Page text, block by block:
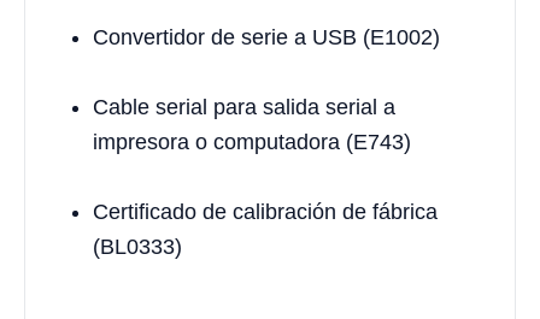
Convertidor de serie a USB (E1002)
Cable serial para salida serial a
impresora o computadora (E743)
Certificado de calibración de fábrica
(BL0333)